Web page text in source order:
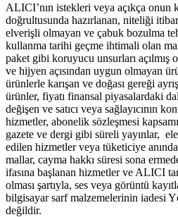
ALICI’nın istekleri veya açıkça onun
doğrultusunda hazırlanan, niteliği
elverişli olmayan ve çabuk bozulma
kullanma tarihi geçme ihtimali olan
paket gibi koruyucu unsurları açılmış
ve hijyen açısından uygun olmayan
ürünlerle karışan ve doğası gereği
ürünler, fiyatı finansal piyasalardaki
değişen ve satıcı veya sağlayıcının
hizmetler, abonelik sözleşmesi
gazete ve dergi gibi süreli yayınlar,
edilen hizmetler veya tüketiciye
mallar, cayma hakkı süresi sona
ifasına başlanan hizmetler ve ALICI
olması şartıyla, ses veya görüntü
bilgisayar sarf malzemelerinin iadesi
değildir.